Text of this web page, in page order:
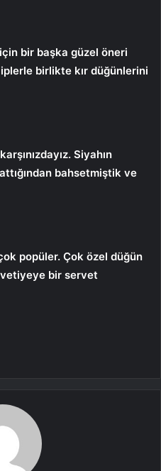
bir başka güzel öneri
birlikte kır düğünlerini
Siyahın
bahsetmiştik ve
popüler. Çok özel düğün
bir servet